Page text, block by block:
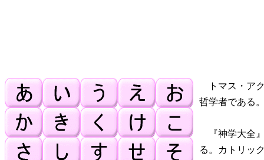
トマス・ア
哲学者である
『神学大全
る。カトリッ